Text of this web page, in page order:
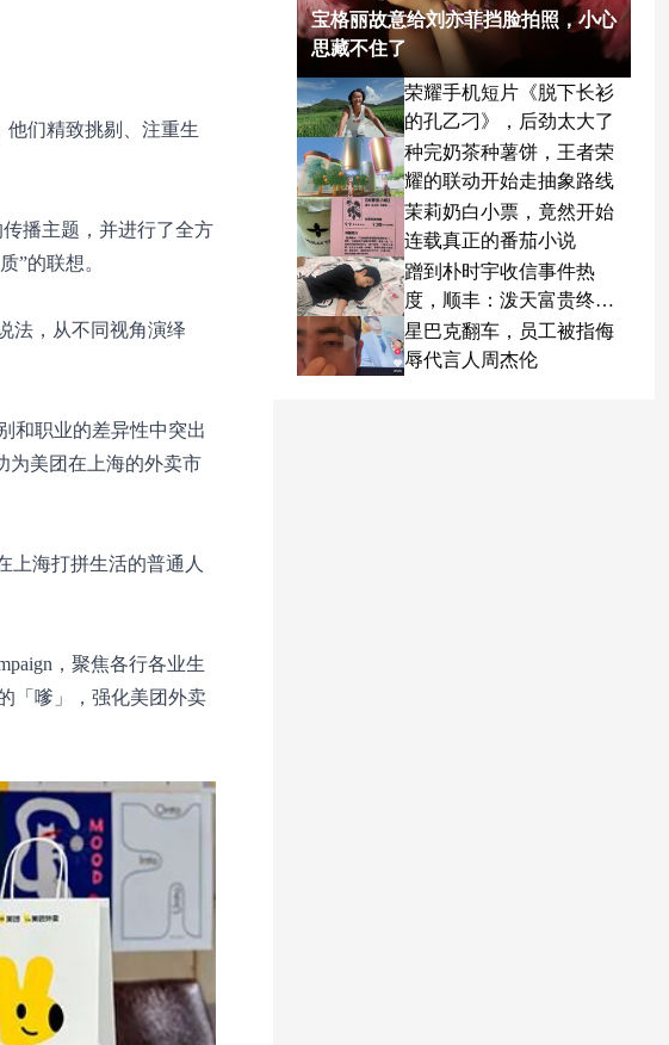
他们精致挑剔、注重生
传播主题，并进行了全方
”的联想。
法，从不同视角演绎
和职业的差异性中突出
为美团在上海的外卖市
上海打拼生活的普通人
，聚焦各行各业生
「嗲」，强化美团外卖
宝格丽故意给刘亦菲挡脸拍照，小心
思藏不住了
荣耀手机短片《脱下长衫
的孔乙刁》，后劲太大了
种完奶茶种薯饼，王者荣
耀的联动开始走抽象路线
茉莉奶白小票，竟然开始
连载真正的番茄小说
蹭到朴时宇收信事件热
度，顺丰：泼天富贵终于
轮到我了
星巴克翻车，员工被指侮
辱代言人周杰伦